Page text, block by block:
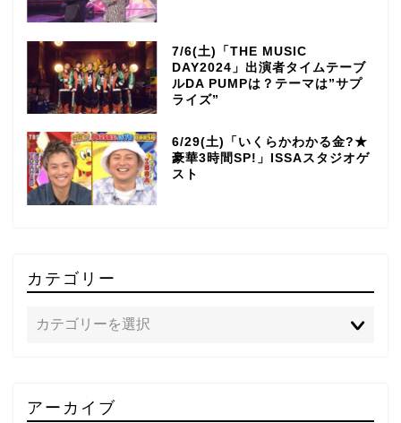
7/6(土)「THE MUSIC
DAY2024」出演者タイムテーブ
ルDA PUMPは？テーマは”サプ
ライズ”
6/29(土)「いくらかわかる金?★
豪華3時間SP!」ISSAスタジオゲ
スト
カテゴリー
アーカイブ